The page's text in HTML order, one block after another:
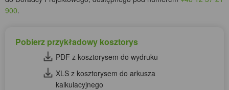
900.
Pobierz przykładowy kosztorys
PDF z kosztorysem do wydruku
XLS z kosztorysem do arkusza
kalkulacyjnego